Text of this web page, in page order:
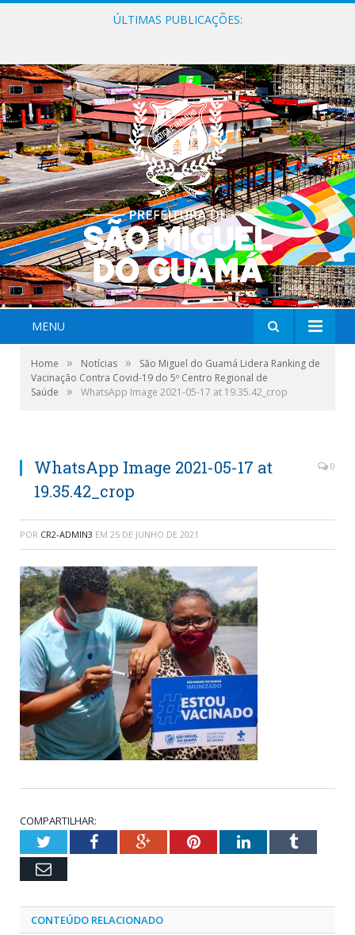
ÚLTIMAS PUBLICAÇÕES:
MENU
Home » Notícias »
São Miguel do Guamá Lidera Ranking de
Vacinação Contra Covid-19 do 5º Centro Regional de
Saúde
» WhatsApp Image 2021-05-17 at 19.35.42_crop
WhatsApp Image 2021-05-17 at
19.35.42_crop
0
POR CR2-ADMIN3 EM 25 DE JUNHO DE 2021
COMPARTILHAR:
TwitterFacebookGoogle+PinterestLinkedInTumblr
Email
CONTEÚDO RELACIONADO